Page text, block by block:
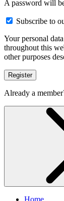
Service
About Us
Review
BLOG
FAQs
Contact Us